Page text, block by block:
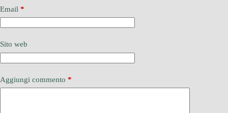
Email *
Sito web
Aggiungi commento *